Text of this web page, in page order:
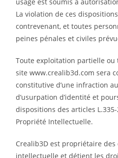
La violation de ces
contrevenant, et toutes
peines pénales et civiles
Toute exploitation partielle
site www.crealib3d.com sera
constitutive d’une infraction
d’usurpation d’identité et
dispositions des articles
Propriété Intellectuelle.
Crealib3D est propriétaire
intellectuelle et détient les